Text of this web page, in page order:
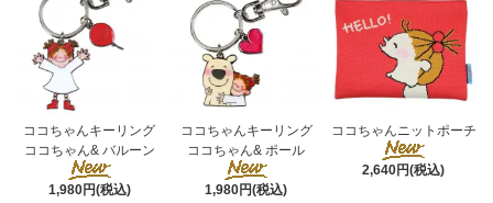
ココちゃんキーリング
ココちゃん& バルーン
1,980円(税込)
ココちゃんキーリング
ココちゃん& ポール
1,980円(税込)
ココちゃんニットポーチ
2,640円(税込)